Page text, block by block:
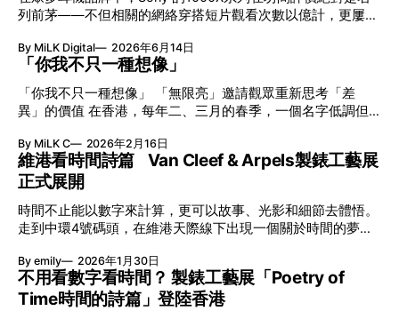
列前茅——不但相關的網絡穿搭短片觀看次數以億計，更屢獲
VGP 金獎，也是 Amazon 折扣日的大熱推介。
By MiLK Digital 2026年6月14日
「你我不只一種想像」
「你我不只一種想像」 「無限亮」邀請觀眾重新思考「差
異」的價值 在香港，每年二、三月的春季，一個名字低調但
節與香港賽馬會慈善信託基金聯合呈獻，以共融藝術為核心，
八年來不只是帶來無數來自世界各地的優秀節目，更致力於在
本地建立屬於香港的共融創作生態。今年更首度與本地兩大旗
艦藝團強強聯手打造兩部深具意義的作品《遊延》及《弦上光
影》，展開一場前所未有的藝術對話，擦下多元藝術下的流動
能量，全面開展一場無界限嘅藝術旅程。 第八屆「無限亮」
以「你我不只一種想像」為題，從共融角度重新思索「差異」
的價值。不同能力人士是社會多樣性的一部分。每人皆擁有
「不同」能力與特質，當我們一齊生活、一齊創作、互相啟
發，偏見與界線，也自然被藝術溶化。 「無限亮」2026精彩
By MiLK C 2026年2月16日
維港看時間詩篇 Van Cleef & Arpels製錶工藝展
正式展開
時間不止能以數字來計算，更可以故事、光影和細節去體悟。
走到中環4號碼頭，在維港天際線下出現一個關於時間的夢幻
覽。由即日至2月8日期間舉行，世家把一貫低調精緻的製錶語
言搬離傳統店舖，放進公共場域，讓時間不只是腕上的個人物
件，而是一場可以與他人一同經歷的詩意旅程。 在碼頭打開
By emily 2026年1月30日
不用看數字看時間？ 製錶工藝展「Poetry of
Time時間的詩篇」登陸香港